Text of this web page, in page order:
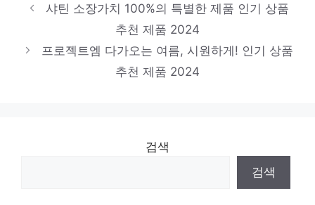
여성여름바지
진정한 퀄리티를 느껴보세요! 인기 상품 추천
제품 2024
샤틴 소장가치 100%의 특별한 제품 인기 상품
추천 제품 2024
프로젝트엠 다가오는 여름, 시원하게! 인기 상품
추천 제품 2024
검색
검색